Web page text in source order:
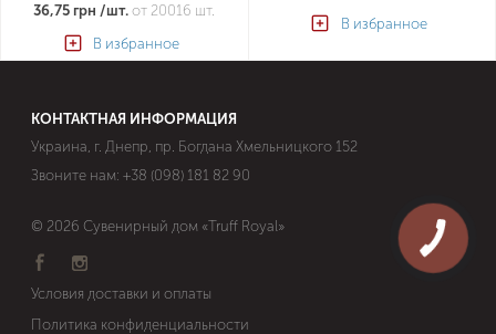
36,75 грн /шт. от 20016 шт.
В избранное
В избранное
КОНТАКТНАЯ ИНФОРМАЦИЯ
Украина, г. Днепр, пр. Богдана Хмельницкого 152
Звоните нам: +38 (098) 181 82 90
© 2026 Сувенирный дом «Truff Royal»
Условия доставки и оплаты
Политика конфиденциальности